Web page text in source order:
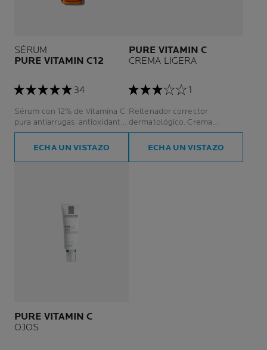
SÉRUM
PURE VITAMIN C12
34
Sérum con 12% de Vitamina C
pura antiarrugas, antioxidante
e iluminador.
ECHA UN VISTAZO
PURE VITAMIN C
CREMA LIGERA
1
Rellenador corrector
dermatológico. Crema
intensiva antiarrugas. Piel
sensible.ECHA UN VISTAZO
PURE VITAMIN C
OJOS